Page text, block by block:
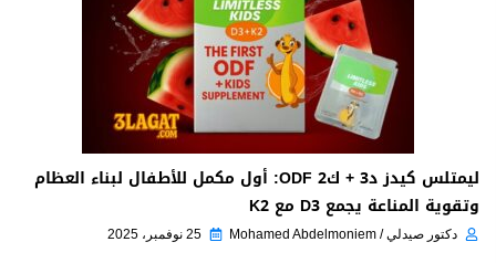
ليمتلس كيدز د3 + ك2 ODF: أول مكمل للأطفال لبناء العظام
وتقوية المناعة يجمع D3 مع K2
دكتور صيدلي / Mohamed Abdelmoniem 25 نوفمبر، 2025